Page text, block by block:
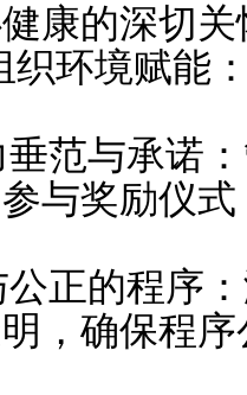
康的深切
环境赋能
范与承诺
与奖励仪
正的程序
，确保程